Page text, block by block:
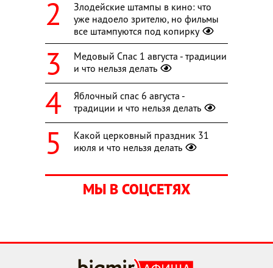
Злодейские штампы в кино: что
уже надоело зрителю, но фильмы
все штампуются под копирку
Медовый Спас 1 августа - традиции
и что нельзя делать
Яблочный спас 6 августа -
традиции и что нельзя делать
Какой церковный праздник 31
июля и что нельзя делать
МЫ В СОЦСЕТЯХ